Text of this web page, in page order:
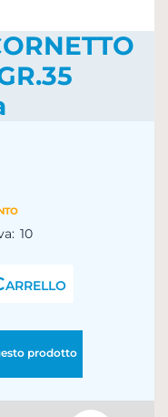
10
prodotto